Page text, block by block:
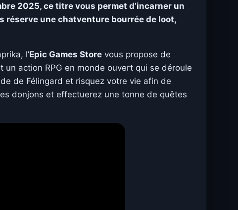
2025, ce titre vous permet d’incarner un
réserve une chatventure bourrée de loot,
l’Epic Games Store vous propose de
action RPG en monde ouvert qui se déroule
de Félingard et risquez votre vie afin de
donjons et effectuerez une tonne de quêtes